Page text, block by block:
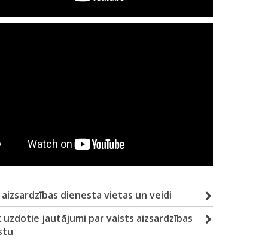
dienesta vietas un veidi
uzdotie jautājumi par valsts aizsardzības